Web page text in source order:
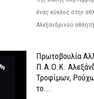
ένας κύκλος στην
Αλεξανδρινού
Πρωτοβουλία
Π.Α.Ο.Κ.
Τροφίμων,
το...